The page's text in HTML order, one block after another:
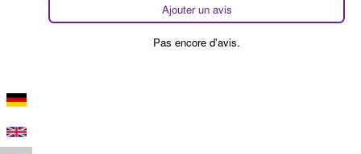
Ajouter un avis
Pas encore d'avis.